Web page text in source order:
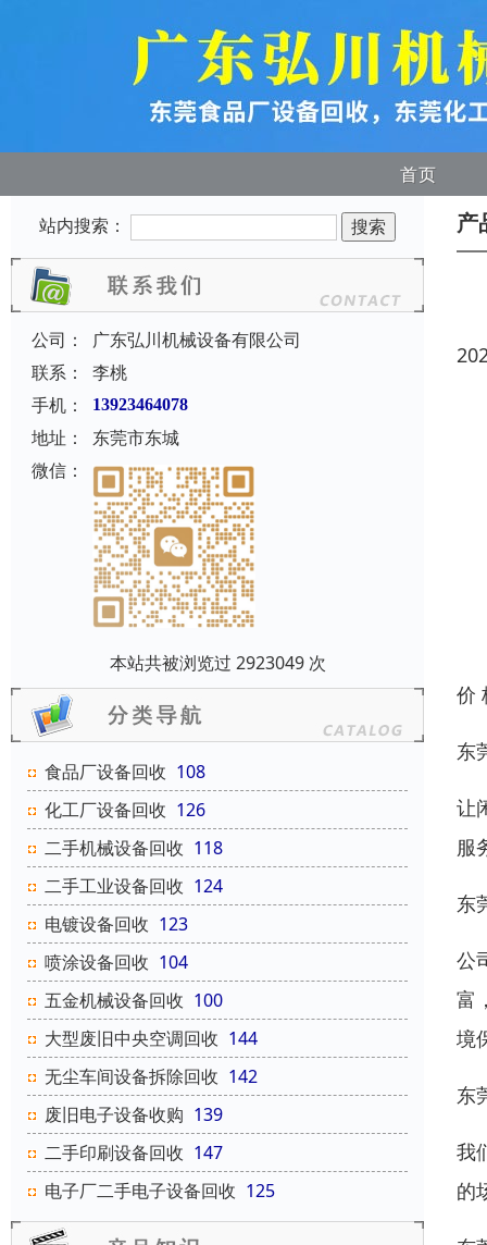
首页
站内搜索：
公司：
广东弘川机械设备有限公司
联系：
李桃
手机：
13923464078
地址：
东莞市东城
微信：
本站共被浏览过 2923049 次
食品厂设备回收 108
化工厂设备回收 126
二手机械设备回收 118
二手工业设备回收 124
电镀设备回收 123
喷涂设备回收 104
五金机械设备回收 100
大型废旧中央空调回收 144
无尘车间设备拆除回收 142
废旧电子设备收购 139
二手印刷设备回收 147
电子厂二手电子设备回收 125
产
价
东
让
服
东
公
富
境
东
我
的